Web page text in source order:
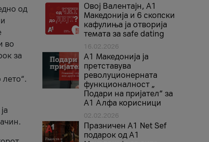
од
во
за
Овој Валентајн, A1
Македонија и 6 скопски
кафулиња ја отворија
темата за safe dating
16.02.2026
А1 Македонија ја
претставува
револуционерната
функционалност „
Подари на пријател“ за
А1 Алфа корисници
02.02.2026
Празничен A1 Net Sеf
подарок од А1